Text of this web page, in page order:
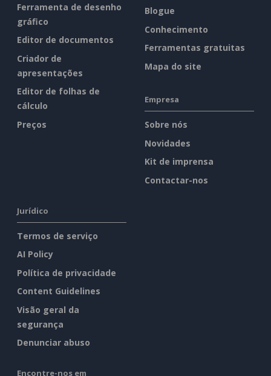
Ferramenta de desenho
gráfico
Editor de documentos
Criador de
apresentações
Editor de folhas de
cálculo
Preços
Blogue
Conhecimento
Ferramentas gratuitas
Mapa do site
Empresa
Sobre nós
Novidades
Kit de imprensa
Contactar-nos
Jurídico
Termos de serviço
AI Policy
Política de privacidade
Content Guidelines
Visão geral da
segurança
Denunciar abuso
Encontre-nos em